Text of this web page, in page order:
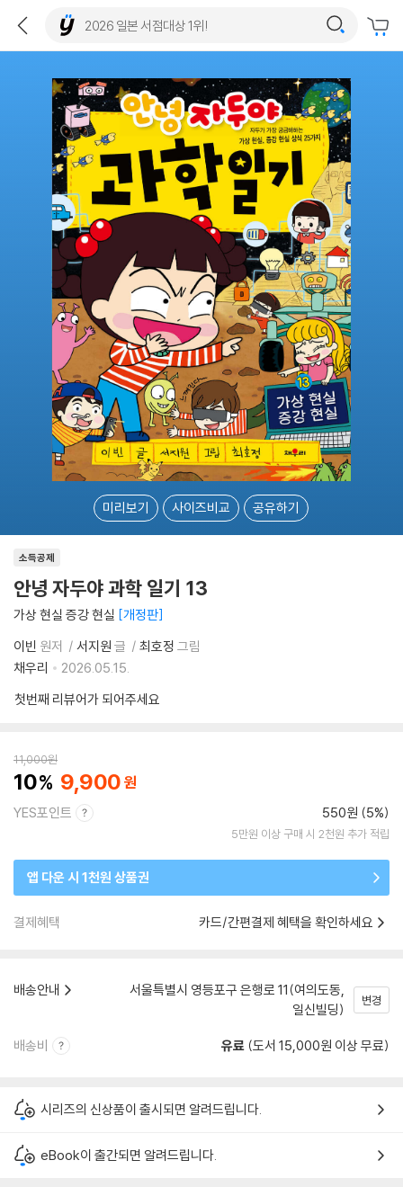
미리보기 사이즈비교 공유하기
소득공제
안녕 자두야 과학 일기 13
가상 현실 증강 현실 개정판
이빈 원저 서지원 글 최호정 그림
채우리
2026.05.15.
첫번째 리뷰어가 되어주세요
11,000원
10 9,900
YES포인트 550원 (5%)
5만원 이상 구매 시 2천원 추가 적립
앱 다운 시 1천원 상품권
결제혜택 카드/간편결제 혜택을 확인하세요
배송안내
서울특별시 영등포구 은행로 11(여의도동,
일신빌딩)
변경
배송비 유료 (도서 15,000원 이상 무료)
시리즈의 신상품이 출시되면 알려드립니다.
eBook이 출간되면 알려드립니다.